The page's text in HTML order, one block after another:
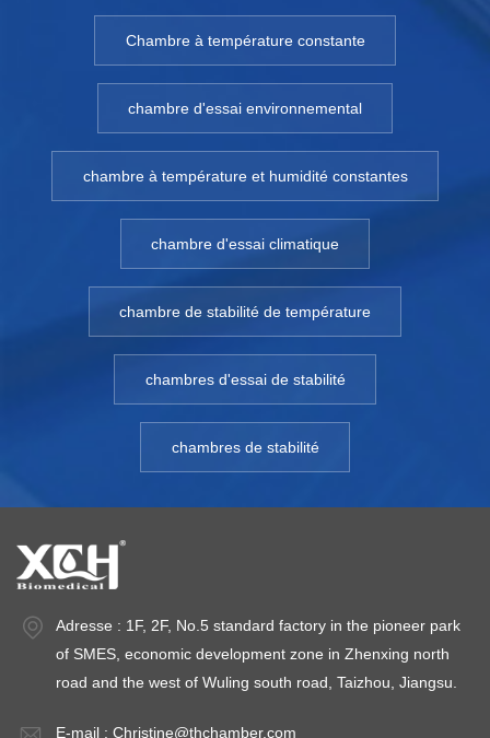
Chambre à température constante
chambre d'essai environnemental
chambre à température et humidité constantes
chambre d'essai climatique
chambre de stabilité de température
chambres d'essai de stabilité
chambres de stabilité
Adresse : 1F, 2F, No.5 standard factory in the pioneer park
of SMES, economic development zone in Zhenxing north
road and the west of Wuling south road, Taizhou, Jiangsu.
E-mail : Christine@thchamber.com